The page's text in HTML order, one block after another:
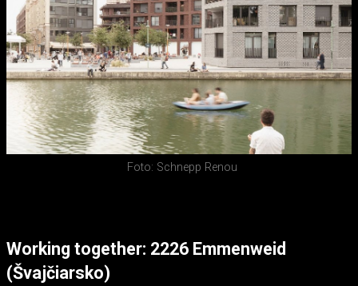
Foto: Schnepp Renou
Working together: 2226 Emmenweid
(Švajčiarsko)